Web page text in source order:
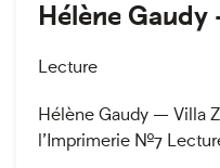
Hélène Gaudy
Lecture
Hélène Gaudy — Villa
l’Imprimerie n°7